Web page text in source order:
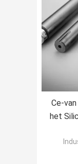
Ce-
het